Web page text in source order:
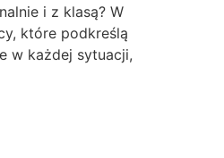
i z klasą? W
które podkreślą
w każdej sytuacji,